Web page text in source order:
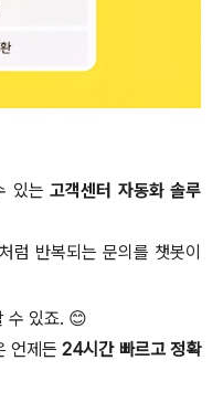
있는 고객센터 자동화 솔루
럼 반복되는 문의를 챗봇이
수 있죠. 😊
언제든24시간 빠르고 정확